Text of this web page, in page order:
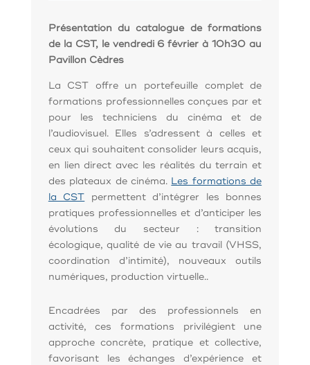
Présentation du catalogue de formations
de la CST, le vendredi 6 février à 10h30 au
Pavillon Cèdres
La CST offre un portefeuille complet de
formations professionnelles conçues par et
pour les techniciens du cinéma et de
l’audiovisuel. Elles s’adressent à celles et
ceux qui souhaitent consolider leurs acquis,
en lien direct avec les réalités du terrain et
des plateaux de cinéma. Les formations de
la CST permettent d’intégrer les bonnes
pratiques professionnelles et d’anticiper les
évolutions du secteur : transition
écologique, qualité de vie au travail (VHSS,
coordination d’intimité), nouveaux outils
numériques, production virtuelle..
Encadrées par des professionnels en
activité, ces formations privilégient une
approche concrète, pratique et collective,
favorisant les échanges d’expérience et